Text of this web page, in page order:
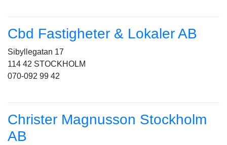
Cbd Fastigheter & Lokaler AB
Sibyllegatan 17
114 42 STOCKHOLM
070-092 99 42
Christer Magnusson Stockholm
AB